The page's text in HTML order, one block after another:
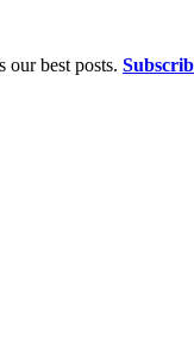
our best posts.